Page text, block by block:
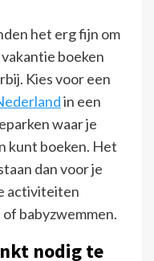
het erg fijn om
boeken
Kies voor een
in een
waar je
kunt boeken. Het
dan voor je
activiteiten
of babyzwemmen.
nodig te